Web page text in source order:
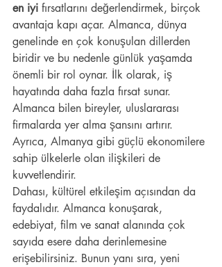
en iyi fırsatlarını değerlendirmek, birçok
avantaja kapı açar. Almanca, dünya
genelinde en çok konuşulan dillerden
biridir ve bu nedenle günlük yaşamda
önemli bir rol oynar. İlk olarak, iş
hayatında daha fazla fırsat sunar.
Almanca bilen bireyler, uluslararası
firmalarda yer alma şansını artırır.
Ayrıca, Almanya gibi güçlü ekonomilere
sahip ülkelerle olan ilişkileri de
kuvvetlendirir.
Dahası, kültürel etkileşim açısından da
faydalıdır. Almanca konuşarak,
edebiyat, film ve sanat alanında çok
sayıda esere daha derinlemesine
erişebilirsiniz. Bunun yanı sıra, yeni